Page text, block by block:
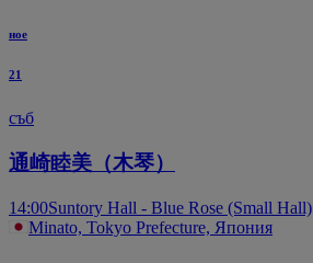
ное
21
съб
通崎睦美（木琴）
14:00Suntory Hall - Blue Rose (Small Hall)
Minato, Tokyo Prefecture, Япония